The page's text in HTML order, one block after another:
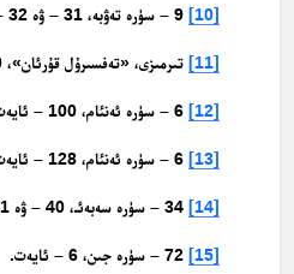
[10] 9 – سۈرە تەۋبە، 31 – ۋە 32 – ئايەتلەر.
[11] تىرمىزى، «تەفسىرۇل قۇرئان»، 10.
[12] 6 – سۈرە ئەنئام، 100 – ئايەت.
[13] 6 – سۈرە ئەنئام، 128 – ئايەت.
[14] 34 – سۈرە سەبەئـ، 40 – ۋە 41 – ئايەتلەر.
[15] 72 – سۈرە جىن، 6 – ئايەت.